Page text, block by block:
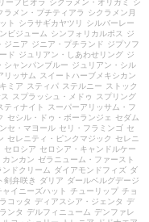
ーフビオラ シクラメン・オリガミ
シ
ラメン・プチティアラ
シクラメン月
ト シラサギカヤツリ
シルバーレー
ビジューム シンフォリカルポス
ジ
ジニア ジニア・プチランド ジプソフ
ド ジュリアン・しあわせリング ジ
シャンパンブルー ジュリアン・シル
リッサム
スイートハーブメキシカン
ミア スティパ ステルニー
ストック
スプラッシュ・メドゥ
スプリング
ティナイト
スーパーアリッサム・フ
セシル・ドゥ・ボーランジェ
セダム
セ・マヨール セリ・フラミンゴ セ
セレニティ・ピンクマジック
セレニ
セロシア セロシア・キャンドルケー
カンカン ゼラニューム・ファースト
ンドクリーム ダイアモンドフィズ ダ
剣弁咲き ダリア ダールベルグデージ
ャイニーズハット チューリップ チョ
コッタ ディアスシア・ジェンタ
デ
ンタ デルフィニューム デンファレ